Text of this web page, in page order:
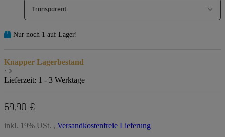
Transparent
Nur noch 1 auf Lager!
Knapper Lagerbestand
Lieferzeit: 1 - 3 Werktage
69,90 €
inkl. 19% USt. , Versandkostenfreie Lieferung